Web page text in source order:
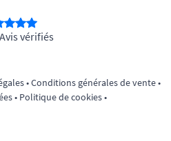
vérifiés
•Conditions générales de vente•
• Politique de cookies•